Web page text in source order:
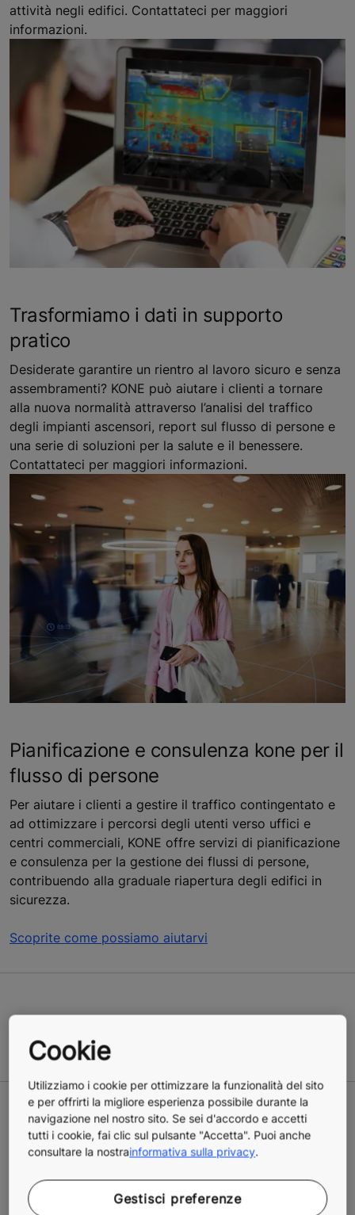
attività negli edifici. Contattateci per maggiori
informazioni.
Trasformiamo i dati in supporto
pratico
Desiderate garantire un rientro al lavoro sicuro e senza
assembramenti? KONE può aiutare i clienti a tornare
alla nuova normalità attraverso l’analisi del traffico
degli impianti ascensori, report sul flusso di persone e
una serie di soluzioni per la salute e il benessere.
Contattateci per maggiori informazioni.
Pianificazione e consulenza kone per il
flusso di persone
Per aiutare i clienti a gestire il traffico contingentato e
ad ottimizzare i percorsi degli utenti verso uffici e
centri commerciali, KONE offre servizi di pianificazione
e consulenza per la gestione dei flussi di persone,
contribuendo alla graduale riapertura degli edifici in
sicurezza.
Scoprite come possiamo aiutarvi
Contattateci per maggiori informazioni
Soluzioni per tutte le
necessità
Le innovative soluzioni KONE di salute e benessere
sono pensate per rendere sicuri, igienici e senza attese
Cookie
Utilizziamo i cookie per ottimizzare la funzionalità del sito
e per offrirti la migliore esperienza possibile durante la
navigazione nel nostro sito. Se sei d'accordo e accetti
tutti i cookie, fai clic sul pulsante "Accetta". Puoi anche
consultare la nostrainformativa sulla privacy.
Gestisci preferenze